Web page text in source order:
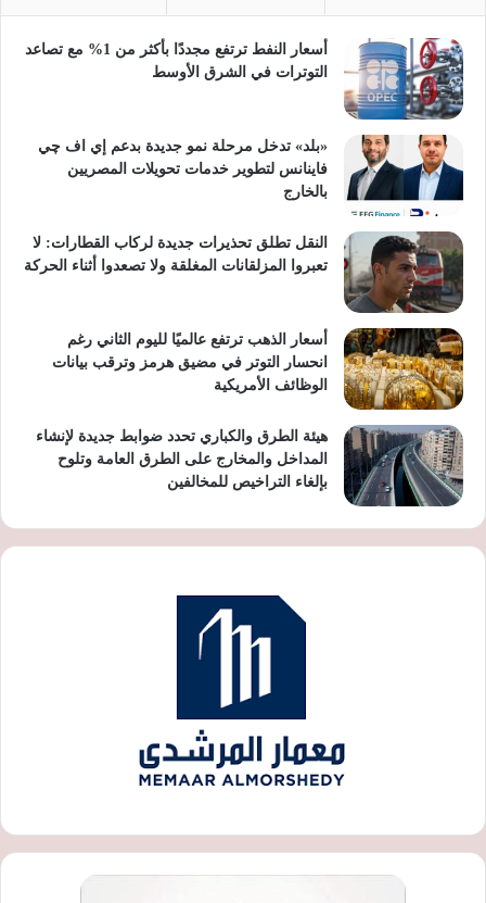
أسعار النفط ترتفع مجددًا بأكثر من 1% مع تصاعد
التوترات في الشرق الأوسط
«بلد» تدخل مرحلة نمو جديدة بدعم إي اف چي
فاينانس لتطوير خدمات تحويلات المصريين
بالخارج
النقل تطلق تحذيرات جديدة لركاب القطارات: لا
تعبروا المزلقانات المغلقة ولا تصعدوا أثناء الحركة
أسعار الذهب ترتفع عالميًا لليوم الثاني رغم
انحسار التوتر في مضيق هرمز وترقب بيانات
الوظائف الأمريكية
هيئة الطرق والكباري تحدد ضوابط جديدة لإنشاء
المداخل والمخارج على الطرق العامة وتلوح
بإلغاء التراخيص للمخالفين